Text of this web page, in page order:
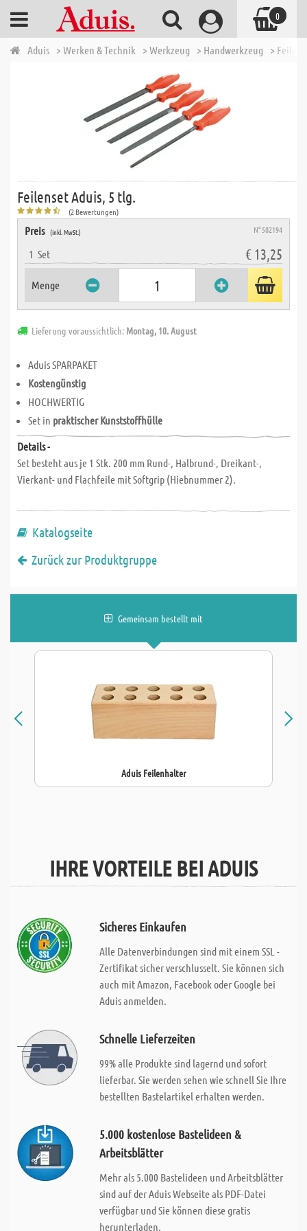
Aduis > Werken & Technik > Werkzeug > Handwerkzeug > Feilen
Feilenset Aduis, 5 tlg.
(2 Bewertungen)
Preis (inkl. MwSt.) N° 502194
1 Set € 13,25
Menge
Lieferung voraussichtlich: Montag, 10. August
Aduis SPARPAKET
Kostengünstig
HOCHWERTIG
Set in praktischer Kunststoffhülle
Details -
Set besteht aus je 1 Stk. 200 mm Rund-, Halbrund-, Dreikant-,
Vierkant- und Flachfeile mit Softgrip (Hiebnummer 2).
Katalogseite
Zurück zur Produktgruppe
Gemeinsam bestellt mit
Aduis Feilenhalter
IHRE VORTEILE BEI ADUIS
Sicheres Einkaufen
Alle Datenverbindungen sind mit einem SSL -
Zertifikat sicher verschlusselt. Sie können sich
auch mit Amazon, Facebook oder Google bei
Aduis anmelden.
Schnelle Lieferzeiten
99% alle Produkte sind lagernd und sofort
lieferbar. Sie werden sehen wie schnell Sie Ihre
bestellten Bastelartikel erhalten werden.
5.000 kostenlose Bastelideen &
Arbeitsblätter
Mehr als 5.000 Bastelideen und Arbeitsblätter
sind auf der Aduis Webseite als PDF-Datei
verfügbar und Sie können diese gratis
herunterladen.
0